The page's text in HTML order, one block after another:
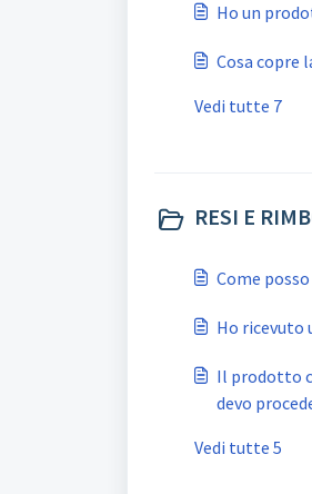
Ho un
Cosa copre
Vedi tutte 7
RESI E
Come
Ho
Il prodotto
devo
Vedi tutte 5